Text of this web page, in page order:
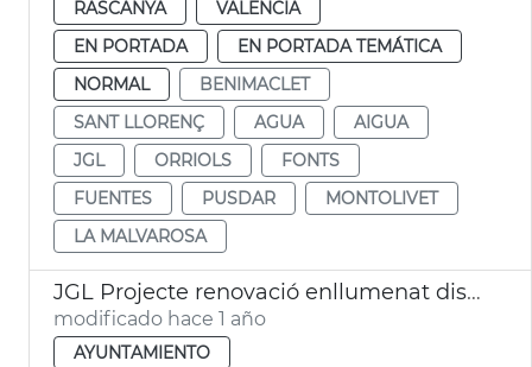
RASCANYA
VALENCIA
EN PORTADA
EN PORTADA TEMÁTICA
NORMAL
BENIMACLET
SANT LLORENÇ
AGUA
AIGUA
JGL
ORRIOLS
FONTS
FUENTES
PUSDAR
MONTOLIVET
LA MALVAROSA
JGL Projecte renovació enllumenat districtes València
modificado hace 1 año
AYUNTAMIENTO